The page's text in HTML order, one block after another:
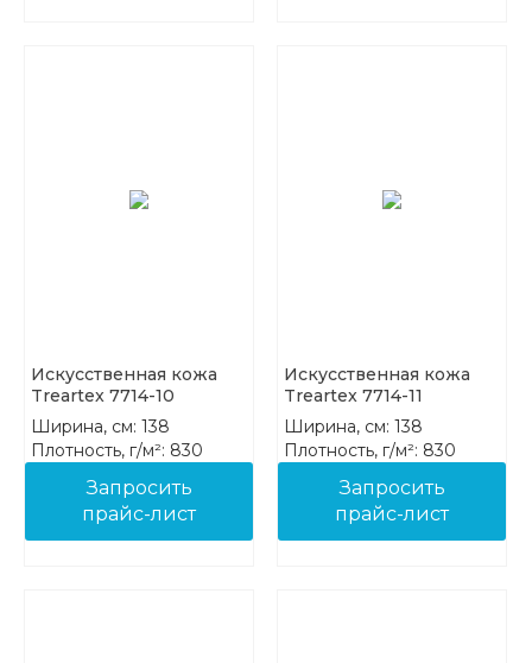
Искусственная кожа
Treartex 7714-10
Ширина, см: 138
Плотность, г/м²: 830
Запросить
прайс-лист
Искусственная кожа
Treartex 7714-11
Ширина, см: 138
Плотность, г/м²: 830
Запросить
прайс-лист